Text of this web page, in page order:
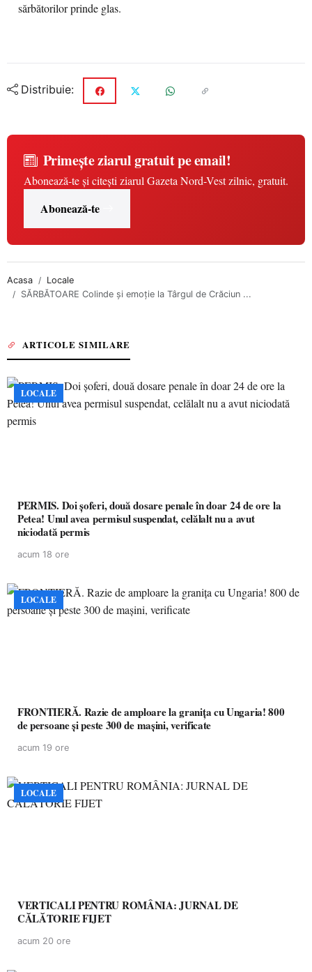
sărbătorilor prinde glas.
Distribuie:
Primește ziarul gratuit pe email!
Abonează-te și citești ziarul Gazeta Nord-Vest zilnic, gratuit.
Abonează-te
Acasa
Locale
SĂRBĂTOARE Colinde și emoție la Târgul de Crăciun ...
ARTICOLE SIMILARE
LOCALE
PERMIS. Doi șoferi, două dosare penale în doar 24 de ore la
Petea! Unul avea permisul suspendat, celălalt nu a avut
niciodată permis
acum 18 ore
LOCALE
FRONTIERĂ. Razie de amploare la granița cu Ungaria! 800
de persoane și peste 300 de mașini, verificate
acum 19 ore
LOCALE
VERTICALI PENTRU ROMÂNIA: JURNAL DE
CĂLĂTORIE FIJET
acum 20 ore